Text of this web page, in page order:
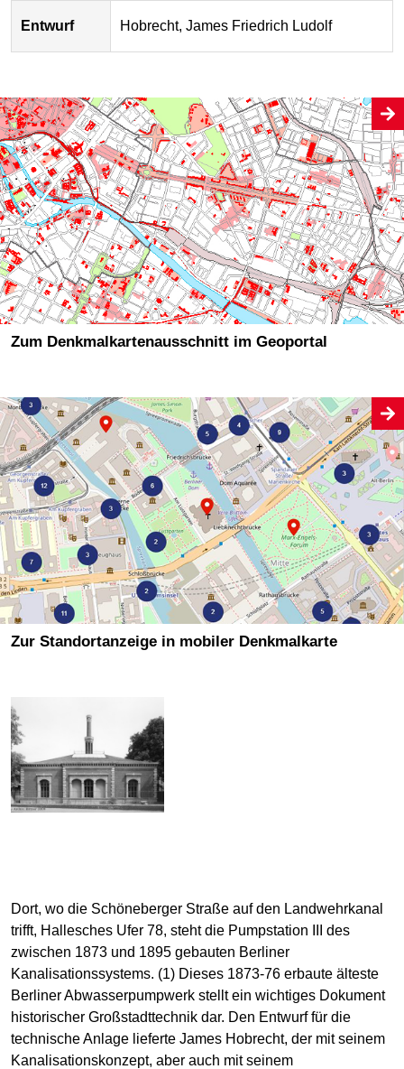
Entwurf Hobrecht, James Friedrich Ludolf
Zum Denkmalkartenausschnitt im Geoportal
Zur Standortanzeige in mobiler Denkmalkarte
Dort, wo die Schöneberger Straße auf den Landwehrkanal
trifft, Hallesches Ufer 78, steht die Pumpstation III des
zwischen 1873 und 1895 gebauten Berliner
Kanalisationssystems. (1) Dieses 1873-76 erbaute älteste
Berliner Abwasserpumpwerk stellt ein wichtiges Dokument
historischer Großstadttechnik dar. Den Entwurf für die
technische Anlage lieferte James Hobrecht, der mit seinem
Kanalisationskonzept, aber auch mit seinem